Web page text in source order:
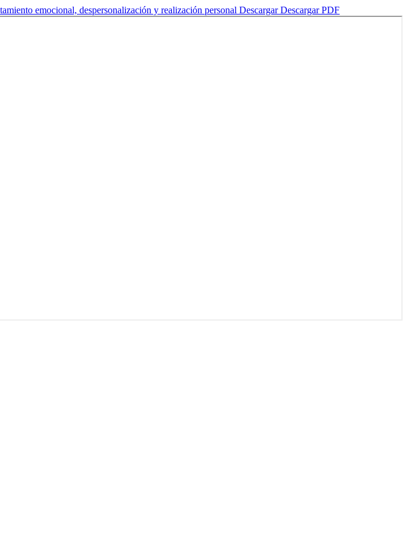
emocional, despersonalización y realización personal DescargarDescargar PDF